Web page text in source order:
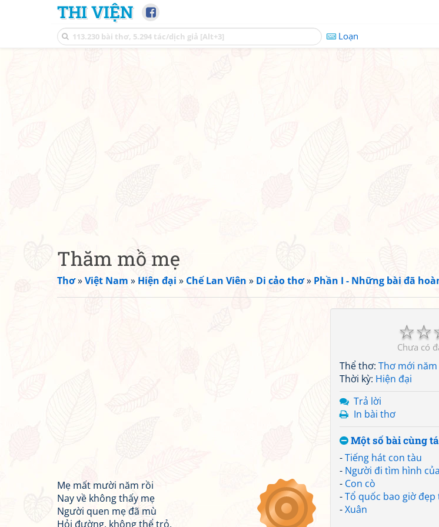
THI VIỆN
Loạn
Thăm mồ mẹ
Thơ»Việt Nam » Hiện đại » Chế Lan Viên » Di cảo thơ» Phần I - Những bài đã
☆
☆
Chưa có
Thể thơ: Thơ mới
Thời kỳ: Hiện đại
Trả lời
In bài thơ
Một số bài cùng
-Tiếng hát con tàu
- Người đi tìm hình
- Con cò
-Tổ quốc bao giờ đẹp
-Xuân
Mẹ mất mười năm rồi
Nay về không thấy mẹ
Người quen mẹ đã mù
Hỏi đường, không thể trỏ.